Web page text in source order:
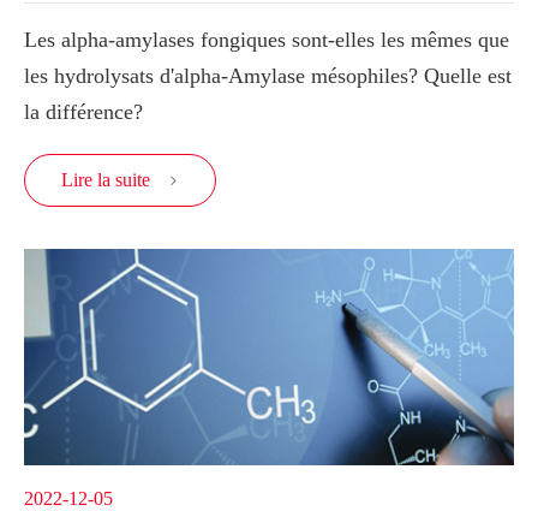
Les alpha-amylases fongiques sont-elles les mêmes que
les hydrolysats d'alpha-Amylase mésophiles? Quelle est
la différence?
Lire la suite 
2022-12-05